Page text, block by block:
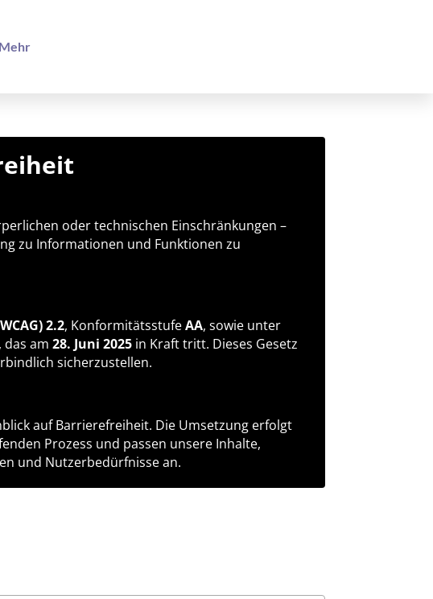
Mehr
oder technischen Einschränkungen –
zu Informationen und Funktionen zu
2.2, KonformitätsstufeAA, sowie unter
, das am28. Juni 2025 in Kraft tritt. Dieses Gesetz
sicherzustellen.
auf Barrierefreiheit. Die Umsetzung erfolgt
Prozess und passen unsere Inhalte,
und Nutzerbedürfnisse an.